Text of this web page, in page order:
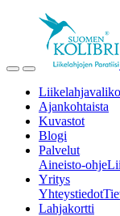
Ajankohtaista
Kuvastot
Blogi
Palvelut
Aineisto-ohje
Yritys
Yhteystiedot
Lahjakortti